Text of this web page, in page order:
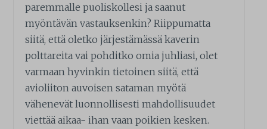
paremmalle puoliskollesi ja saanut
myöntävän vastauksenkin? Riippumatta
siitä, että oletko järjestämässä kaverin
polttareita vai pohditko omia juhliasi, olet
varmaan hyvinkin tietoinen siitä, että
avioliiton auvoisen sataman myötä
vähenevät luonnollisesti mahdollisuudet
viettää aikaa- ihan vaan poikien kesken.